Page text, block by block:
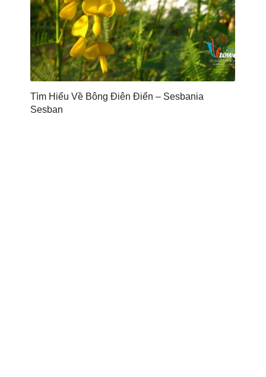
Tìm Hiểu Về Bông Điên Điển – Sesbania
Sesban